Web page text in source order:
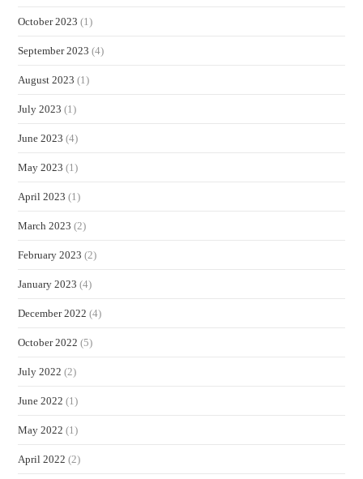
October 2023 (1)
September 2023 (4)
August 2023 (1)
July 2023 (1)
June 2023 (4)
May 2023 (1)
April 2023 (1)
March 2023 (2)
February 2023 (2)
January 2023 (4)
December 2022 (4)
October 2022 (5)
July 2022 (2)
June 2022 (1)
May 2022 (1)
April 2022 (2)